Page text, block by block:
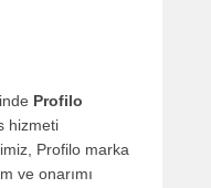
Profilo
hizmeti
Profilo marka
ve onarımı